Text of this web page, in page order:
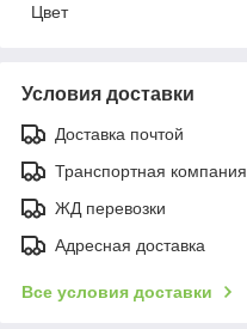
Цвет
Условия доставки
Доставка почтой
Транспортная компания
ЖД перевозки
Адресная доставка
Все условия доставки